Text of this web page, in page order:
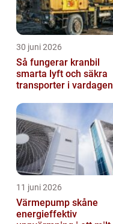
30 juni 2026
Så fungerar kranbil
smarta lyft och säkra
transporter i vardagen
11 juni 2026
Värmepump skåne
energieffektiv